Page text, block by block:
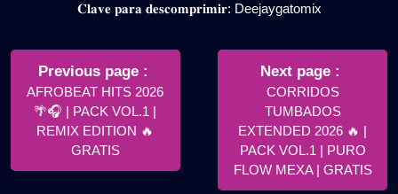
𝐂𝐥𝐚𝐯𝐞 𝐩𝐚𝐫𝐚 𝐝𝐞𝐬𝐜𝐨𝐦𝐩𝐫𝐢𝐦𝐢𝐫: Deejaygatomix
Navegación
entradas
Previous page
Posts
AFROBEAT HITS 2026
🌴🎧 | PACK VOL.1 |
REMIX EDITION 🔥
GRATIS
Next page
CORRIDOS
TUMBADOS
EXTENDED 2026 🔥 |
PACK VOL.1 | PURO
FLOW MEXA | GRATIS